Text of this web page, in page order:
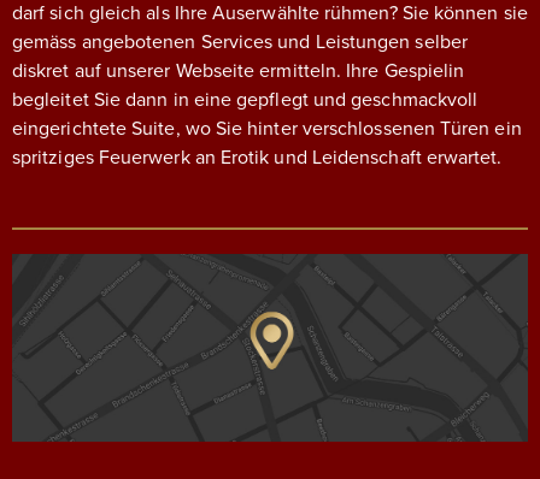
darf sich gleich als Ihre Auserwählte rühmen? Sie können sie
gemäss angebotenen Services und Leistungen selber
diskret auf unserer Webseite ermitteln. Ihre Gespielin
begleitet Sie dann in eine gepflegt und geschmackvoll
eingerichtete Suite, wo Sie hinter verschlossenen Türen ein
spritziges Feuerwerk an Erotik und Leidenschaft erwartet.